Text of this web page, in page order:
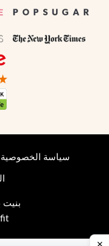
سياسة الخصوصية